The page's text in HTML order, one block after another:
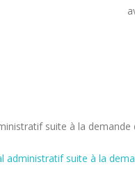
suite à la
administratif suite à la